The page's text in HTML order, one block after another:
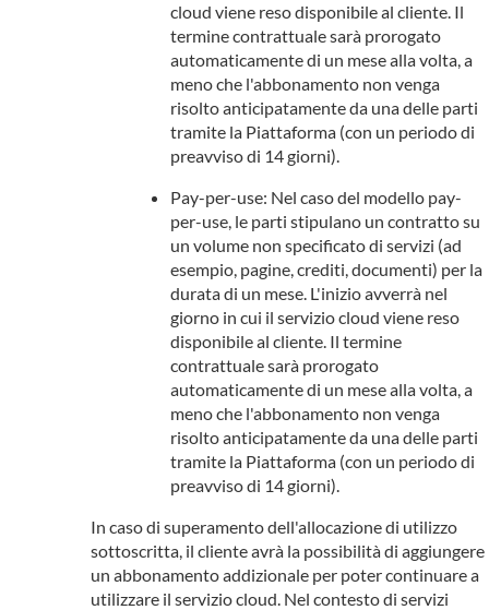
cloud viene reso disponibile al cliente. Il
termine contrattuale sarà prorogato
automaticamente di un mese alla volta, a
meno che l'abbonamento non venga
risolto anticipatamente da una delle parti
tramite la Piattaforma (con un periodo di
preavviso di 14 giorni).
Pay-per-use: Nel caso del modello pay-
per-use, le parti stipulano un contratto su
un volume non specificato di servizi (ad
esempio, pagine, crediti, documenti) per la
durata di un mese. L'inizio avverrà nel
giorno in cui il servizio cloud viene reso
disponibile al cliente. Il termine
contrattuale sarà prorogato
automaticamente di un mese alla volta, a
meno che l'abbonamento non venga
risolto anticipatamente da una delle parti
tramite la Piattaforma (con un periodo di
preavviso di 14 giorni).
In caso di superamento dell'allocazione di utilizzo
sottoscritta, il cliente avrà la possibilità di aggiungere
un abbonamento addizionale per poter continuare a
utilizzare il servizio cloud. Nel contesto di servizi